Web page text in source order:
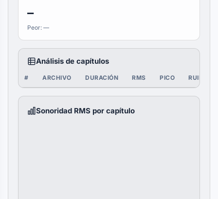
—
Peor: —
Análisis de capítulos
# ARCHIVO DURACIÓN RMS PICO RUIDO
Sonoridad RMS por capítulo